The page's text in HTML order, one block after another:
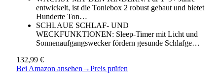
entwickelt, ist die Toniebox 2 robust gebaut und bietet
Hunderte Ton…
SCHLAUE SCHLAF- UND
WECKFUNKTIONEN: Sleep-Timer mit Licht und
Sonnenaufgangswecker fördern gesunde Schlafge…
132,99 €
Bei Amazon ansehen →Preis prüfen